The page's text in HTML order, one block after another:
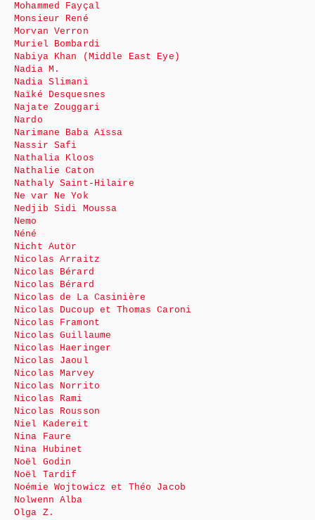
Mohammed Fayçal
Monsieur René
Morvan Verron
Muriel Bombardi
Nabiya Khan (Middle East Eye)
Nadia M.
Nadia Slimani
Naïké Desquesnes
Najate Zouggari
Nardo
Narimane Baba Aïssa
Nassir Safi
Nathalia Kloos
Nathalie Caton
Nathaly Saint-Hilaire
Ne var Ne Yok
Nedjib Sidi Moussa
Nemo
Néné
Nicht Autör
Nicolas Arraitz
Nicolas Bérard
Nicolas Bérard
Nicolas de La Casinière
Nicolas Ducoup et Thomas Caroni
Nicolas Framont
Nicolas Guillaume
Nicolas Haeringer
Nicolas Jaoul
Nicolas Marvey
Nicolas Norrito
Nicolas Rami
Nicolas Rousson
Niel Kadereit
Nina Faure
Nina Hubinet
Noël Godin
Noël Tardif
Noémie Wojtowicz et Théo Jacob
Nolwenn Alba
Olga Z.